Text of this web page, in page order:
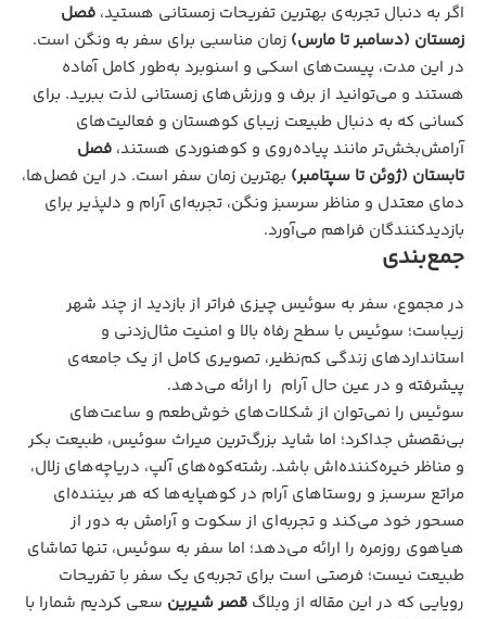
اگر به دنبال تجربه‌ی بهترین تفریحات زمستانی هستید، فصل
زمستان (دسامبر تا مارس) زمان مناسبی برای سفر به ونگن است.
در این مدت، پیست‌های اسکی و اسنوبرد به‌طور کامل آماده
هستند و می‌توانید از برف و ورزش‌های زمستانی لذت ببرید. برای
کسانی که به دنبال طبیعت زیبای کوهستان و فعالیت‌های
آرامش‌بخش‌تر مانند پیاده‌روی و کوهنوردی هستند، فصل
تابستان (ژوئن تا سپتامبر) بهترین زمان سفر است. در این فصل‌ها،
دمای معتدل و مناظر سرسبز ونگن، تجربه‌ای آرام و دلپذیر برای
بازدیدکنندگان فراهم می‌آورد.
جمع‌بندی
در مجموع، سفر به سوئیس چیزی فراتر از بازدید از چند شهر
زیباست؛ سوئیس با سطح رفاه بالا و امنیت مثال‌زدنی و
استانداردهای زندگی کم‌نظیر، تصویری کامل از یک جامعه‌ی
پیشرفته و در عین حال آرام را ارائه می‌دهد.
سوئیس را نمی‌توان از شکلات‌های خوش‌طعم و ساعت‌های
بی‌نقصش جداکرد؛ اما شاید بزرگ‌ترین میراث سوئیس، طبیعت بکر
و مناظر خیره‌کننده‌اش باشد. رشته‌کوه‌های آلپ، دریاچه‌های زلال،
مراتع سرسبز و روستاهای آرام در کوهپایه‌ها که هر بیننده‌ای
مسحور خود می‌کند و تجربه‌ای از سکوت و آرامش به دور از
هیاهوی روزمره را ارائه ‌می‌دهد؛ اما سفر به سوئیس، تنها تماشای
طبیعت نیست؛ فرصتی است برای تجربه‌ی یک سفر با تفریحات
رویایی که در این مقاله از وبلاگ قصر شیرین سعی کردیم شمارا با